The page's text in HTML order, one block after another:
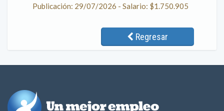
Publicación: 29/07/2026 - Salario: $1.750.905
Regresar